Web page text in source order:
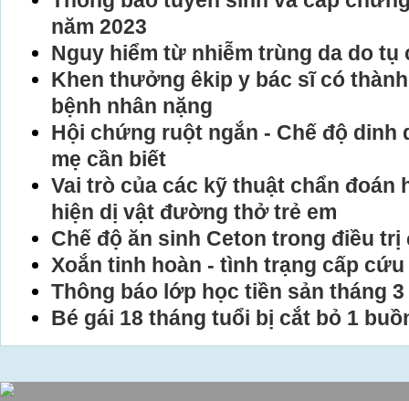
năm 2023
Nguy hiểm từ nhiễm trùng da do tụ
Khen thưởng êkip y bác sĩ có
bệnh nhân nặng
Hội chứng ruột ngắn - Chế độ dinh
mẹ cần biết
Vai trò của các kỹ thuật chẩn đoán
hiện dị vật đường thở trẻ em
Chế độ ăn sinh Ceton trong điều
Xoắn tinh hoàn - tình trạng cấp
Thông báo lớp học tiền sản tháng 3
Bé gái 18 tháng tuổi bị cắt bỏ 1